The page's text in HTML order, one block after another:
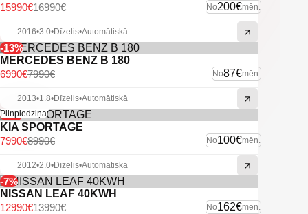
No200€mēn.
16990€
15990€
2016•3.0•Dīzelis•Automātiskā
-13%
MERCEDES BENZ B 180
No87€mēn.
7990€
6990€
2013•1.8•Dīzelis•Automātiskā
-11%
Pilnpiedziņa
KIA SPORTAGE
No100€mēn.
8990€
7990€
2012•2.0•Dīzelis•Automātiskā
-7%
NISSAN LEAF 40KWH
No162€mēn.
13990€
12990€